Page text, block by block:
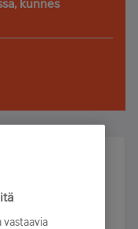
kunnes
arvonnassa.
vastaavia